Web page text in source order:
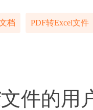
档 PDF转Excel文件
的用户